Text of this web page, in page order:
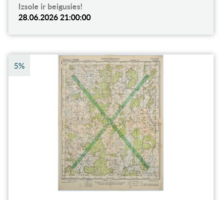
Izsole ir beigusies!
28.06.2026 21:00:00
5%